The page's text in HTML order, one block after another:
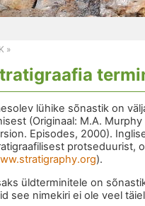
»
lühike sõnastik on
(Originaal: M.A.
Episodes, 2000).
protseduurist,
).
üldterminitele on
see nimekiri ei ole veel